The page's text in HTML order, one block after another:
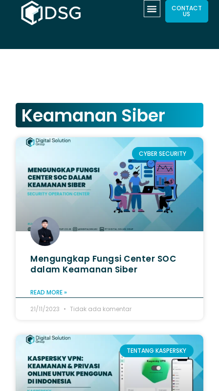
CONTACT
US
Keamanan Siber
CYBER SECURITY
Mengungkap Fungsi Center SOC
dalam Keamanan Siber
READ MORE »
21/11/2023
Tidak ada komentar
TENTANG KASPERSKY